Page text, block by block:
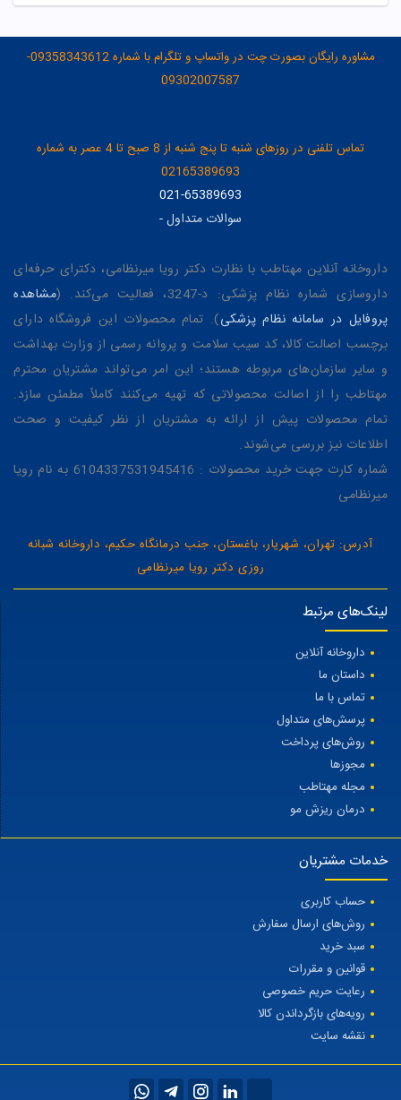
مشاوره رایگان بصورت چت در واتساپ و تلگرام با شماره 09358343612-
09302007587
تماس تلفنی در روزهای شنبه تا پنج شنبه از 8 صبح تا 4 عصر به شماره
02165389693
021-65389693
سوالات متداول-
داروخانه آنلاین مهتاطب با نظارت دکتر رویا میرنظامی، دکترای حرفه‌ای
داروسازی شماره نظام پزشکی: د-3247، فعالیت می‌کند. (
مشاهده
پروفایل در سامانه نظام پزشکی). تمام محصولات این فروشگاه دارای
برچسب اصالت کالا، کد سیب سلامت و پروانه رسمی از وزارت بهداشت
و سایر سازمان‌های مربوطه هستند؛ این امر می‌تواند مشتریان محترم
مهتاطب را از اصالت محصولاتی که تهیه می‌کنند کاملاً مطمئن سازد.
تمام محصولات پیش از ارائه به مشتریان از نظر کیفیت و صحت
اطلاعات نیز بررسی می‌شوند.
شماره کارت جهت خرید محصولات : 6104337531945416 به نام رویا
میرنظامی
آدرس: تهران، شهریار، باغستان، جنب درمانگاه حکیم، داروخانه شبانه
روزی دکتر رویا میرنظامی
لینک‌های مرتبط
داروخانه آنلاین
داستان ما
تماس با ما
پرسش‌های متداول
روش‌های پرداخت
مجوزها
مجله مهتاطب
درمان ریزش مو
خدمات مشتریان
حساب کاربری
روش‌های ارسال سفارش
سبد خرید
قوانین و مقررات
رعایت حریم خصوصی
رویه‌های بازگرداندن کالا
نقشه سایت